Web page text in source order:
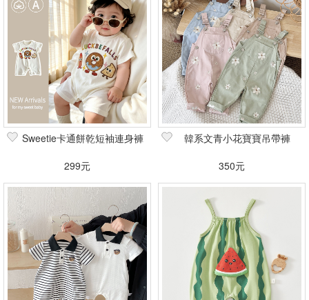
Sweetie卡通餅乾短袖連身褲
299元
韓系文青小花寶寶吊帶褲
350元